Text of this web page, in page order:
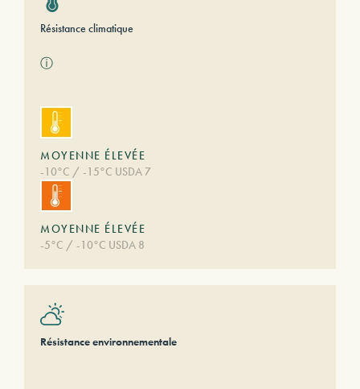
Résistance climatique
ⓘ
MOYENNE ÉLEVÉE
-10°C / -15°C USDA 7
MOYENNE ÉLEVÉE
-5°C / -10°C USDA 8
Résistance environnementale